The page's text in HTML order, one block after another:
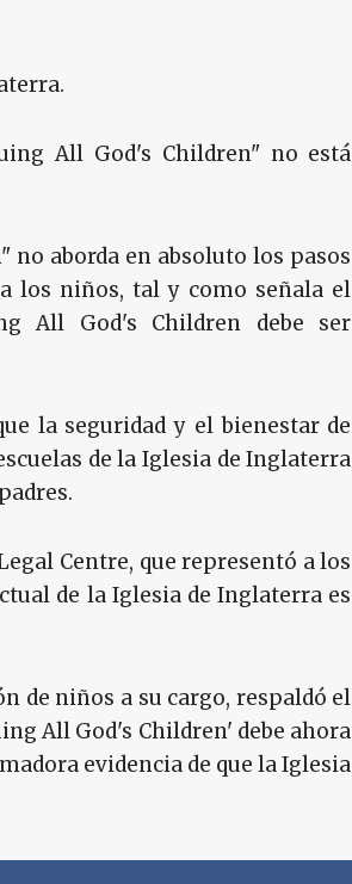
All God's Children" no está
no aborda en absoluto los pasos
los niños, tal y como señala el
All God's Children debe ser
la seguridad y el bienestar de
de la Iglesia de Inglaterra
Centre, que representó a los
de la Iglesia de Inglaterra es
de niños a su cargo, respaldó el
All God's Children' debe ahora
evidencia de que la Iglesia